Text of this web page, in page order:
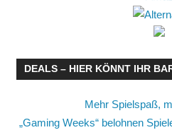
DEALS – HIER KÖNNT IHR
Mehr Spielspaß,
„Gaming Weeks“ belohnen